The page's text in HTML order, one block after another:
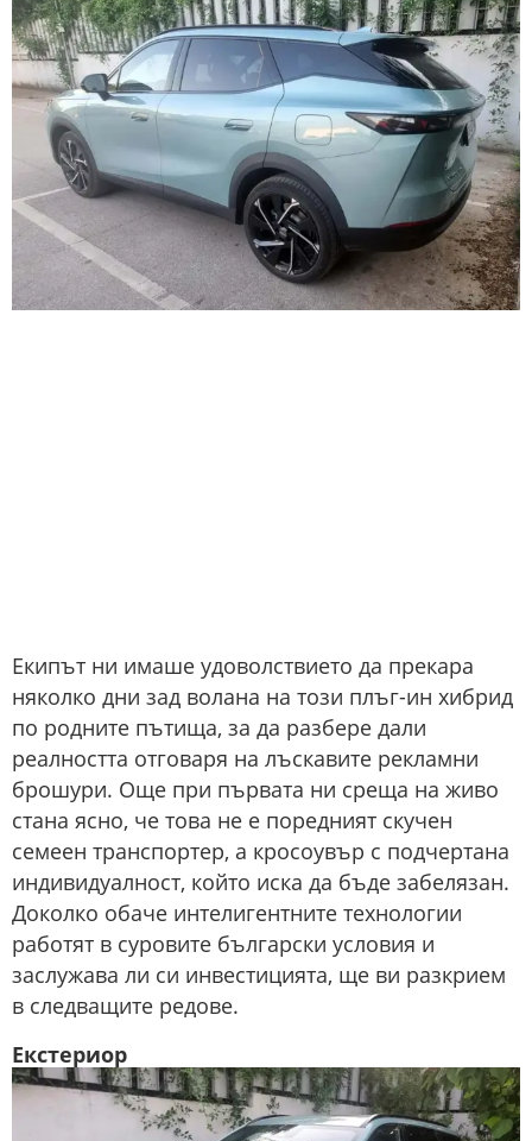
Екипът ни имаше удоволствието да прекара
няколко дни зад волана на този плъг-ин хибрид
по родните пътища, за да разбере дали
реалността отговаря на лъскавите рекламни
брошури. Още при първата ни среща на живо
стана ясно, че това не е поредният скучен
семеен транспортер, а кросоувър с подчертана
индивидуалност, който иска да бъде забелязан.
Доколко обаче интелигентните технологии
работят в суровите български условия и
заслужава ли си инвестицията, ще ви разкрием
в следващите редове.
Екстериор